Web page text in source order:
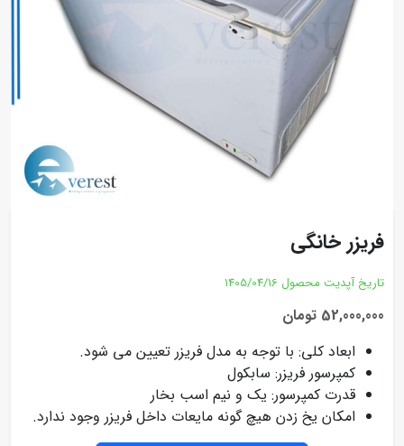
فریزر خانگی
تاریخ آپدیت محصول 1405/04/16
52,000,000 تومان
ابعاد کلی: با توجه به مدل فریزر تعیین می شود.
کمپرسور فریزر: سابکول
قدرت کمپرسور: یک و نیم اسب بخار
امکان یخ زدن هیچ گونه مایعات داخل فریزر وجود ندارد.